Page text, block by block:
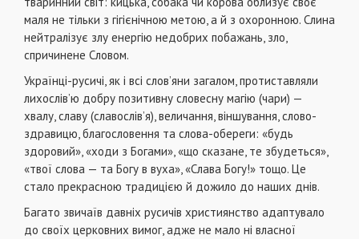
маля не тільки з гігієнічною метою, а й з охоронною. Слина
нейтралізує злу енергію недобрих побажань, зло,
спричинене Словом.
Українці-русичі, як і всі слов’яни загалом, протиставляли
лихослів’ю добру позитивну словесну магію (чари) —
хвалу, славу (славослів’я), величання, віншування, слово-
здравицю, благословення та слова-обереги: «будь
здоровий», «ходи з Богами», «що сказане, те збудеться»,
«твої слова — та Богу в вуха», «Слава Богу!» тощо. Це
стало прекрасною традицією й дожило до наших днів.
Багато звичаїв давніх русичів християнство адаптувало
до своїх церковних вимог, адже не мало ні власної